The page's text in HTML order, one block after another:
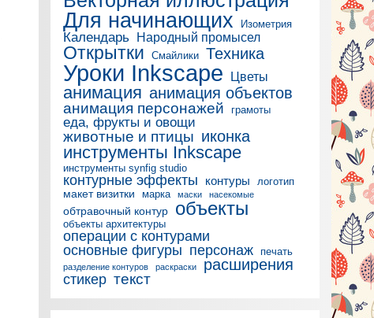
Для начинающих Изометрия
Календарь Народный промысел
Открытки Смайлики Техника
Уроки Inkscape Цветы
анимация анимация объектов
анимация персонажей грамоты
еда, фрукты и овощи
животные и птицы иконка
инструменты Inkscape
инструменты synfig studio
контурные эффекты контуры логотип
макет визитки марка маски насекомые
обтравочный контур объекты
объекты архитектуры
операции с контурами
основные фигуры персонаж печать
разделение контуров раскраски расширения
стикер текст